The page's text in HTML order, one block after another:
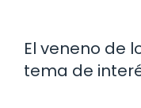
El veneno de
tema de